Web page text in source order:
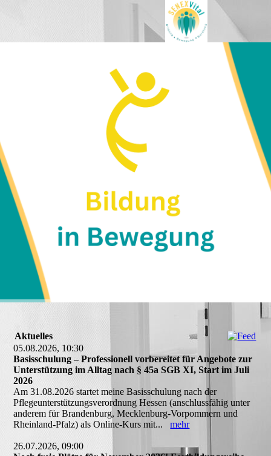
Aktuelles
05.08.2026, 10:30
Basisschulung – Professionell vorbereitet für Angebote zur
Unterstützung im Alltag nach § 45a SGB XI, Start im Juli
2026
Am 31.08.2026 startet meine Basisschulung nach der
Pflegeunterstützungsverordnung Hessen (anschlussfähig unter
anderem für Brandenburg, Mecklenburg-Vorpommern und
Rheinland-Pfalz) als Online-Kurs mit...mehr
26.07.2026, 09:00